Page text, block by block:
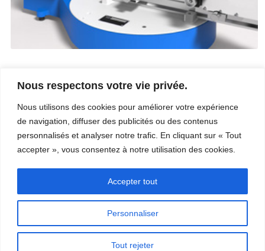
Nous respectons votre vie privée.
Nous utilisons des cookies pour améliorer votre expérience
de navigation, diffuser des publicités ou des contenus
personnalisés et analyser notre trafic. En cliquant sur « Tout
accepter », vous consentez à notre utilisation des cookies.
Personnaliser
Tout rejeter
Accepter tout
Entreprise
Coordonnées
Video
Services
Qualité
Certifications
Copyright © 2026 - Paber Aluminium. Tous droits réservés -Politique de